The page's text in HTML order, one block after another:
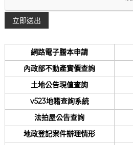
網路電子謄本申請
內政部不動產實價查詢
土地公告現值查詢
v523地籍查詢系統
法拍屋公告查詢
地政登記案件辦理情形